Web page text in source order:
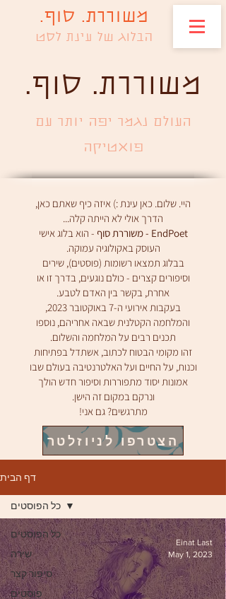
משוררת. סוף.
הבלוג של עינת לסט
.משוררת. סוף
העולם נגמר יפה יותר עם
פואטיקה
היי. שלום. כאן עינת :) איזה כיף שאתם כאן,
הדרך אולי לא הייתה קלה...
EndPoet - משוררת סוף
- הוא בלוג אישי
העוסק באקולוגיה עמוקה.
בבלוג תמצאו רשומות (פוסטים), שירים
וסיפורים קצרים - כולם נוגעים, בדרך זו או
אחרת, בקשר בין האדם לטבע.
בעקבות אירועי ה-7 באוקטובר 2023,
והמלחמה הקטלנית שבאה אחריהם, נוספו
תכנים רבים על המלחמה והשלום.
זהו מקומי הבטוח לכתוב, אשתדל בפתיחות
וכנות, על החיים ועל האלטרנטיבה בעולם שבו
אמונות יסוד מתפוררות וסיפור חדש הולך
ונרקם במקום זה הישן.
מתרגשים? גם אני!
הצטרפו לניוזלטר
דף הבית
כל הפוסטים
שירה
סיפור קצר
פוסטים
כל הפוסטים
Einat Last
May 1, 2023